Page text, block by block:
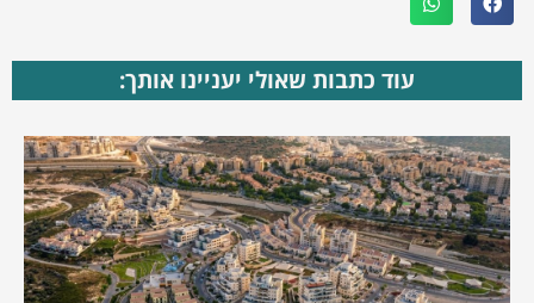
עוד כתבות שאולי יעניינו אותך: